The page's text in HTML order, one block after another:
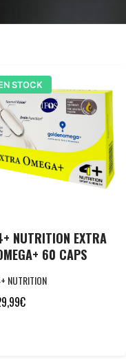
STOCK
NUTRITION EXTRA
60 CAPS
NUTRITION
€